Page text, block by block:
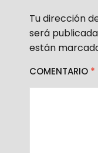
Tu dirección
será
están
COMENTARIO *